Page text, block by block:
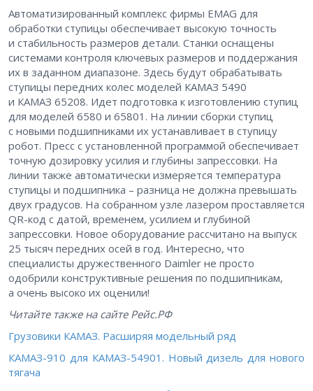
Автоматизированный комплекс фирмы EMAG для
обработки ступицы обеспечивает высокую точность
и стабильность размеров детали. Станки оснащены
системами контроля ключевых размеров и поддержания
их в заданном диапазоне. Здесь будут обрабатывать
ступицы передних колес моделей КАМАЗ 5490
и КАМАЗ 65208. Идет подготовка к изготовлению ступиц
для моделей 6580 и 65801. На линии сборки ступиц
с новыми подшипниками их устанавливает в ступицу
робот. Пресс с установленной программой обеспечивает
точную дозировку усилия и глубины запрессовки. На
линии также автоматически измеряется температура
ступицы и подшипника – ​разница не должна превышать
двух градусов. На собранном узле лазером проставляется
QR-код с датой, временем, усилием и глубиной
запрессовки. Новое оборудование рассчитано на выпуск
25 тысяч передних осей в год. Интересно, что
специалисты дружественного Daimler не просто
одобрили конструктивные решения по подшипникам,
а очень высоко их оценили!
Читайте также на сайте Рейс.РФ
Грузовики КАМАЗ. Расширяя модельный ряд
КАМАЗ-910 для КАМАЗ-54901. Новый дизель для нового
тягача